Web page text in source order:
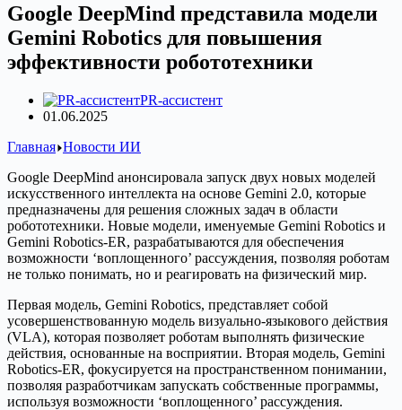
Google DeepMind представила модели
Gemini Robotics для повышения
эффективности робототехники
PR-ассистент
01.06.2025
Главная Новости ИИ
Google DeepMind анонсировала запуск двух новых моделей
искусственного интеллекта на основе Gemini 2.0, которые
предназначены для решения сложных задач в области
робототехники. Новые модели, именуемые Gemini Robotics и
Gemini Robotics-ER, разрабатываются для обеспечения
возможности ‘воплощенного’ рассуждения, позволяя роботам
не только понимать, но и реагировать на физический мир.
Первая модель, Gemini Robotics, представляет собой
усовершенствованную модель визуально-языкового действия
(VLA), которая позволяет роботам выполнять физические
действия, основанные на восприятии. Вторая модель, Gemini
Robotics-ER, фокусируется на пространственном понимании,
позволяя разработчикам запускать собственные программы,
используя возможности ‘воплощенного’ рассуждения.